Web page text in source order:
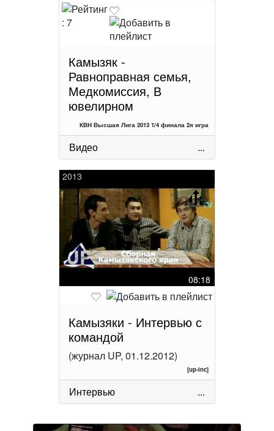
Камызяк -
Равноправная семья,
Медкомиссия, В
ювелирном
КВН Высшая Лига 2013 1/4 финала 2я игра
Видео ...
2013
08:18
Камызяки - Интервью с
командой
(журнал UP, 01.12.2012)
[up-inc]
Интервью ...